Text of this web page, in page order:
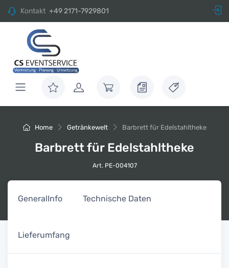
Kontakt +49 2171-7929801
Home Getränkewelt Barbrett für Edelstahltheke
Barbrett für Edelstahltheke
Art. PE-004107
GeneralInfo Technische Daten
Lieferumfang